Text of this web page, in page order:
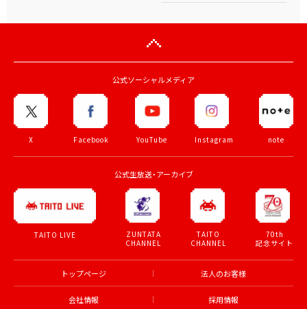
公式ソーシャルメディア
X Facebook YouTube Instagram note
公式生放送・アーカイブ
TAITO LIVE
ZUNTATA
CHANNEL
TAITO
CHANNEL
70th
記念サイト
トップページ 法人のお客様
会社情報 採用情報